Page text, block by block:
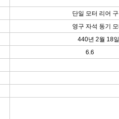
단일 모터 리어
영구 자석 동기 모
440년 2월 18일
6.6